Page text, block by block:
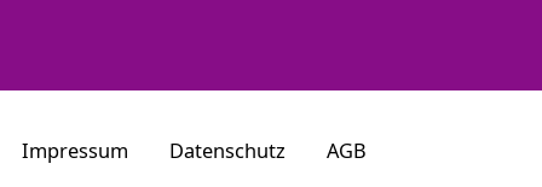
Impressum Datenschutz AGB